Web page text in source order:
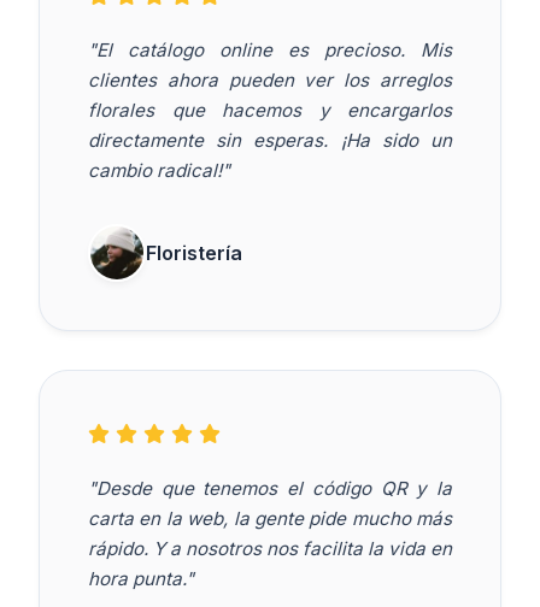
"El catálogo online es precioso. Mis
clientes ahora pueden ver los arreglos
florales que hacemos y encargarlos
directamente sin esperas. ¡Ha sido un
cambio radical!"
Floristería
"Desde que tenemos el código QR y la
carta en la web, la gente pide mucho más
rápido. Y a nosotros nos facilita la vida en
hora punta."